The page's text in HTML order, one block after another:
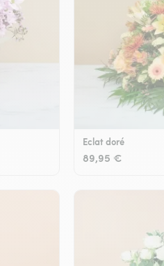
Eclat doré
89,95 €